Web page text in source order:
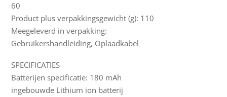
60
Product plus verpakkingsgewicht (g): 110
Meegeleverd in verpakking:
Gebruikershandleiding, Oplaadkabel
SPECIFICATIES
Batterijen specificatie: 180 mAh
ingebouwde Lithium ion batterij